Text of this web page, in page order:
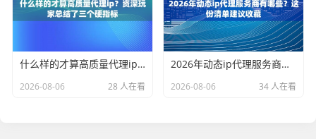
什么样的才算高质量代理ip？资深玩家总结了三个硬指标
2026-08-06 28 人在看
2026年动态ip代理服务商有哪些？这份清单建议收藏
2026-08-06 34 人在看